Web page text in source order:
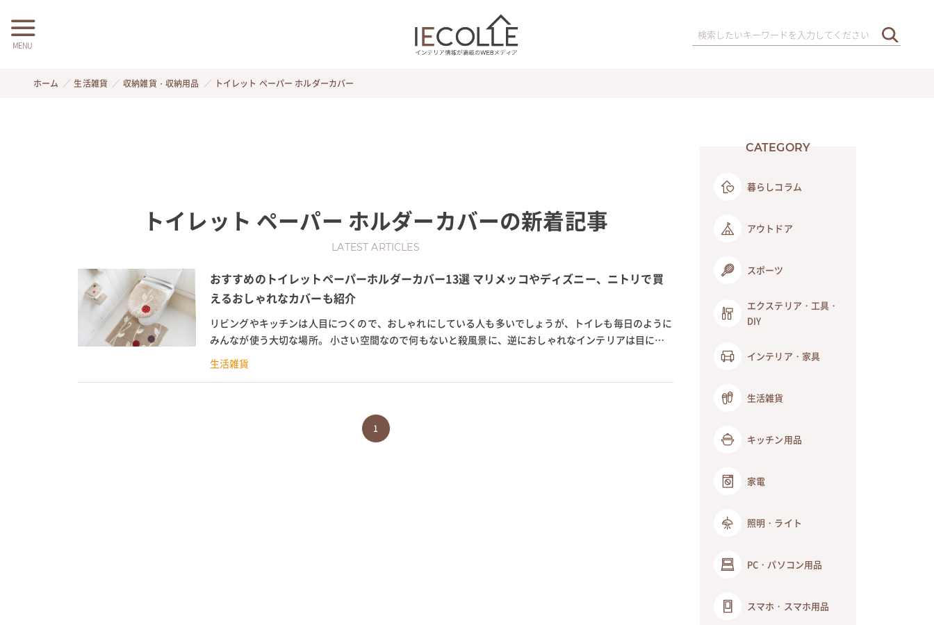
MENU
ホーム 生活雑貨 収納雑貨・収納用品 トイレット ペーパー ホルダーカバー
トイレット ペーパー ホルダーカバーの新着記事
LATEST ARTICLES
おすすめのトイレットペーパーホルダーカバー13選 マリメッコやディズニー、ニトリで買
えるおしゃれなカバーも紹介
リビングやキッチンは人目につくので、おしゃれにしている人も多いでしょうが、トイレも毎日のように
みんなが使う大切な場所。 小さい空間なので何もないと殺風景に、逆におしゃれなインテリアは目に留
まりやすく、居心地の良い場所になります。 そこで今...
生活雑貨
1
CATEGORY
暮らしコラム
アウトドア
スポーツ
エクステリア・工具・
DIY
インテリア・家具
生活雑貨
キッチン用品
家電
照明・ライト
PC・パソコン用品
スマホ・スマホ用品